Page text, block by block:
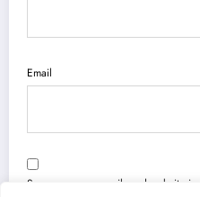
Email
Save my name, email, and website